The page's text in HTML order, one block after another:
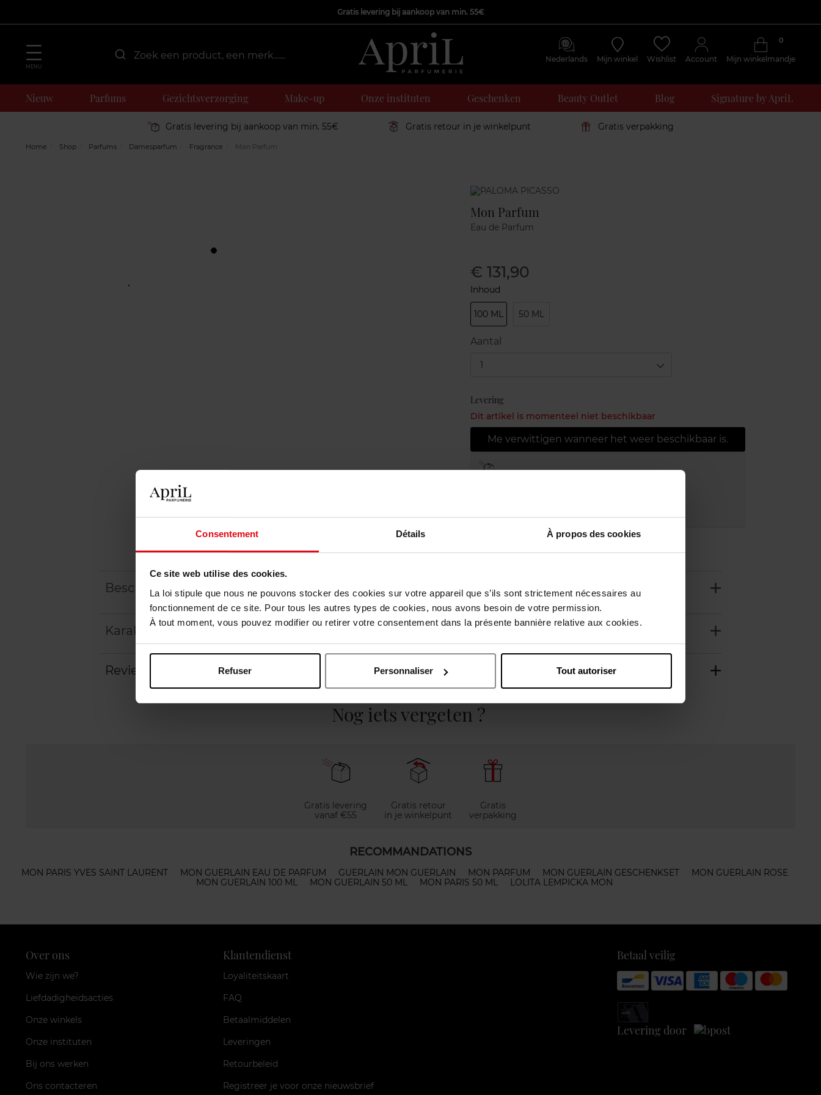
Consentement Détails À propos des cookies
Ce site web utilise des cookies.
La loi stipule que nous ne pouvons stocker des cookies sur votre appareil que s’ils sont strictement nécessaires au
fonctionnement de ce site. Pour tous les autres types de cookies, nous avons besoin de votre permission.
À tout moment, vous pouvez modifier ou retirer votre consentement dans la présente bannière relative aux cookies.
Refuser Personnaliser Tout autoriser
Gratis levering bij aankoop van min. 55€
MENU
Nederlands Mijn winkel Wishlist Account Mijn winkelmandje
0
Nieuw Parfums Gezichtsverzorging Make-up Onze instituten Geschenken Beauty Outlet Blog Signature by ApriL
Gratis levering bij aankoop van min. 55€ Gratis retour in je winkelpunt Gratis verpakking
Home Shop Parfums Damesparfum Fragrance Mon Parfum
Marque
Mon Parfum
Eau de Parfum
€ 131,90
Inhoud
100 ML 50 ML
Aantal
1
Levering
Dit artikel is momenteel niet beschikbaar
Me verwittigen wanneer het weer beschikbaar is.
Gratis verpakking
Beschrijving
Karakteristieken
Review Beleid inzake klantbeoordelingen
Nog iets vergeten ?
Gratis levering
vanaf €55
Gratis retour
in je winkelpunt
Gratis
verpakking
RECOMMANDATIONS
MON PARIS YVES SAINT LAURENT MON GUERLAIN EAU DE PARFUM GUERLAIN MON GUERLAIN MON PARFUM MON GUERLAIN GESCHENKSET
MON GUERLAIN ROSE
MON GUERLAIN 100 ML
MON GUERLAIN 50 ML MON PARIS 50 ML LOLITA LEMPICKA MON
Over ons
Wie zijn we?
Liefdadigheidsacties
Onze winkels
Onze instituten
Bij ons werken
Ons contacteren
Klantendienst
Loyaliteitskaart
FAQ
Betaalmiddelen
Leveringen
Retourbeleid
Registreer je voor onze nieuwsbrief
Betaal veilig
Levering door